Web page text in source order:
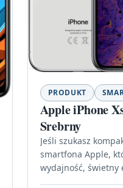
PRODUKT
Apple iPhone
Srebrny
Jeśli szukasz
smartfona Apple,
wydajność, świetny